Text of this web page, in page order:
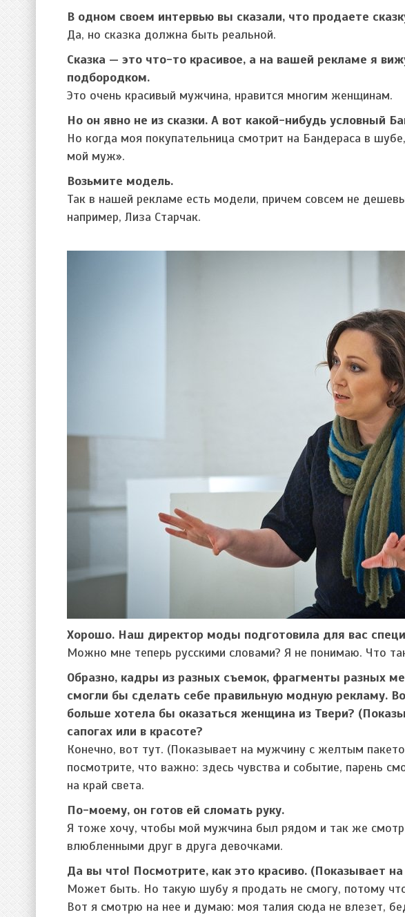
В одном своем интервью вы сказали, что продаете
Да, но сказка должна быть реальной.
Сказка — это что-то красивое, а на вашей рекламе я
подбородком.
Это очень красивый мужчина, нравится многим женщинам.
Но он явно не из сказки. А вот какой-нибудь условный
Но когда моя покупательница смотрит на Бандераса в
мой муж».
Возьмите модель.
Так в нашей рекламе есть модели, причем совсем не
например, Лиза Старчак.
Хорошо. Наш директор моды подготовила для вас
Можно мне теперь русскими словами? Я не понимаю. Что
Образно, кадры из разных съемок, фрагменты разных
смогли бы сделать себе правильную модную рекламу.
больше хотела бы оказаться женщина из Твери?
сапогах или в красоте?
Конечно, вот тут. (Показывает на мужчину с желтым
посмотрите, что важно: здесь чувства и событие, парень
на край света.
По-моему, он готов ей сломать руку.
Я тоже хочу, чтобы мой мужчина был рядом и так же
влюбленными друг в друга девочками.
Да вы что! Посмотрите, как это красиво. (Показывает
Может быть. Но такую шубу я продать не смогу, потому
Вот я смотрю на нее и думаю: моя талия сюда не влезет,